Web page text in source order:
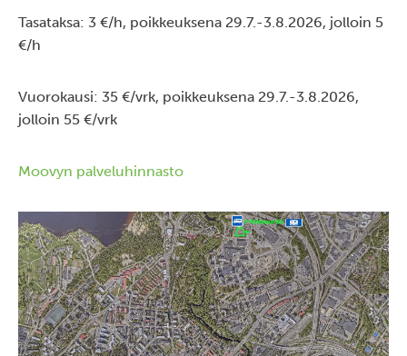
Tasataksa: 3 €/h, poikkeuksena 29.7.-3.8.2026, jolloin 5
€/h
Vuorokausi: 35 €/vrk, poikkeuksena 29.7.-3.8.2026,
jolloin 55 €/vrk
Moovyn palveluhinnasto